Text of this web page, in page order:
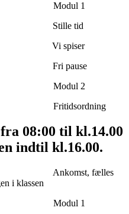
Modul 1
Stille tid
Vi spiser
pause
Modul 2
08:00 til kl.14.00
indtil kl.16.00.
fælles
i klassen
Modul 1